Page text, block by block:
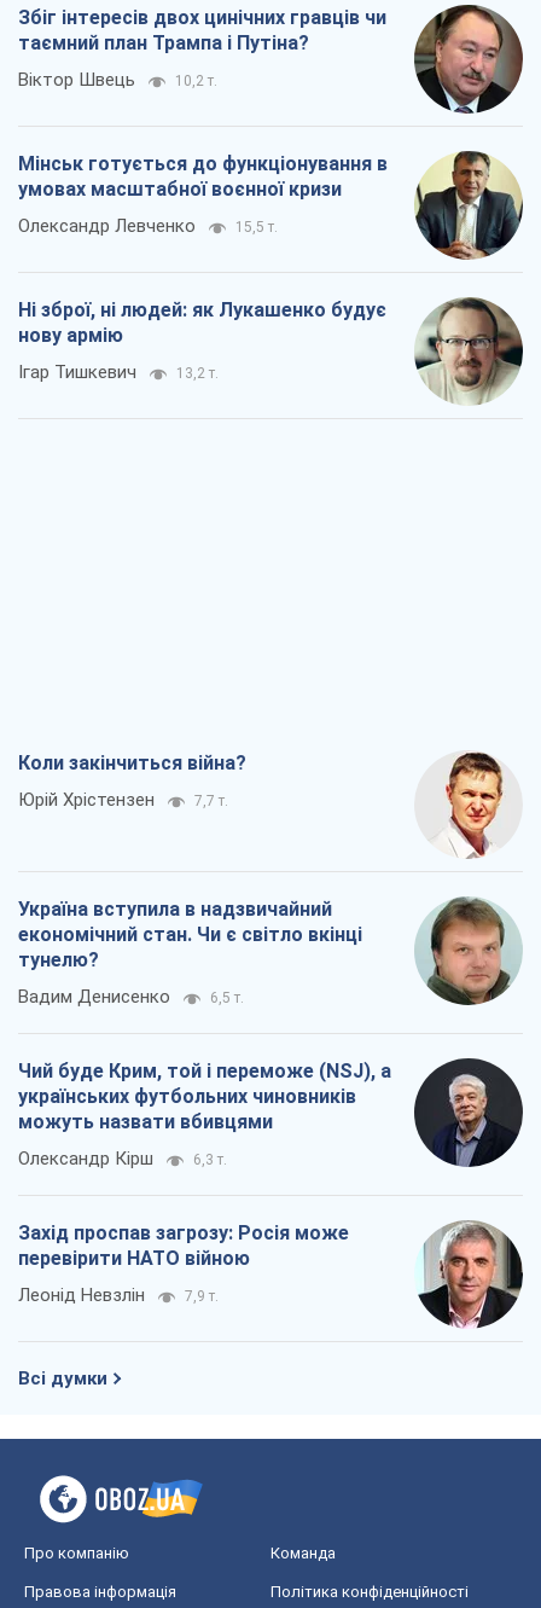
Збіг інтересів двох цинічних гравців чи
таємний план Трампа і Путіна?
Віктор Швець 10,2 т.
Мінськ готується до функціонування в
умовах масштабної воєнної кризи
Олександр Левченко 15,5 т.
Ні зброї, ні людей: як Лукашенко будує
нову армію
Ігар Тишкевич 13,2 т.
Коли закінчиться війна?
Юрій Хрістензен 7,7 т.
Україна вступила в надзвичайний
економічний стан. Чи є світло вкінці
тунелю?
Вадим Денисенко 6,5 т.
Чий буде Крим, той і переможе (NSJ), а
українських футбольних чиновників
можуть назвати вбивцями
Олександр Кірш 6,3 т.
Захід проспав загрозу: Росія може
перевірити НАТО війною
Леонід Невзлін 7,9 т.
Всі думки
Про компанію Команда
Правова інформація Політика конфіденційності